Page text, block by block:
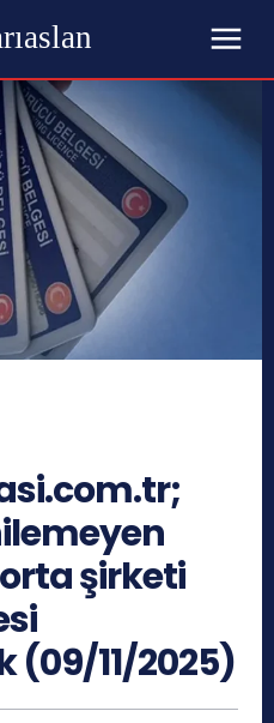
şirketi
11/2025)